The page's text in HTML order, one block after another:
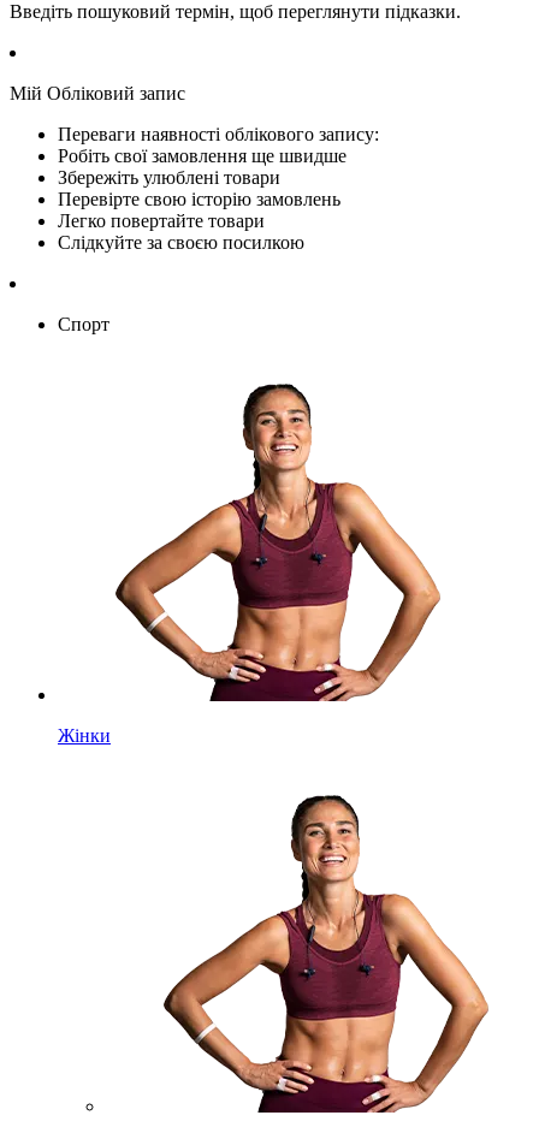
Введіть пошуковий термін, щоб переглянути підказки.
Мій Обліковий запис
Переваги наявності облікового запису:
Робіть свої замовлення ще швидше
Збережіть улюблені товари
Перевірте свою історію замовлень
Легко повертайте товари
Слідкуйте за своєю посилкою
Спорт
Жінки